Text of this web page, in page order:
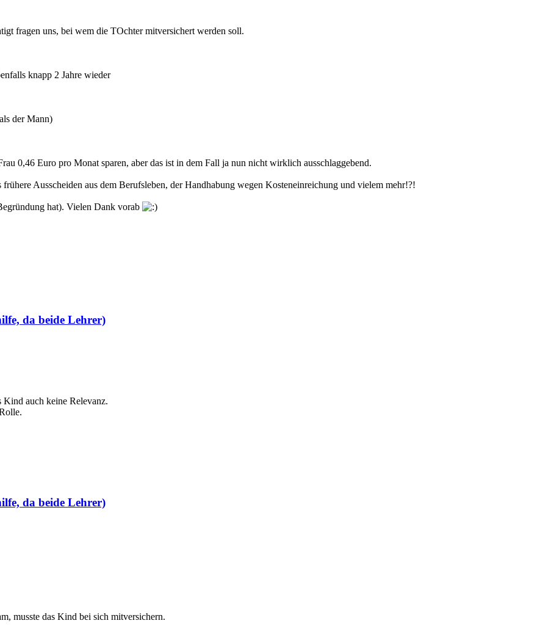
fragen uns, bei wem die TOchter mitversichert werden soll.
knapp 2 Jahre wieder
der Mann)
0,46 Euro pro Monat sparen, aber das ist in dem Fall ja nun nicht wirklich ausschlaggebend.
Ausscheiden aus dem Berufsleben, der Handhabung wegen Kosteneinreichung und vielem mehr!?!
hat). Vielen Dank vorab
da beide Lehrer)
auch keine Relevanz.
da beide Lehrer)
musste das Kind bei sich mitversichern.